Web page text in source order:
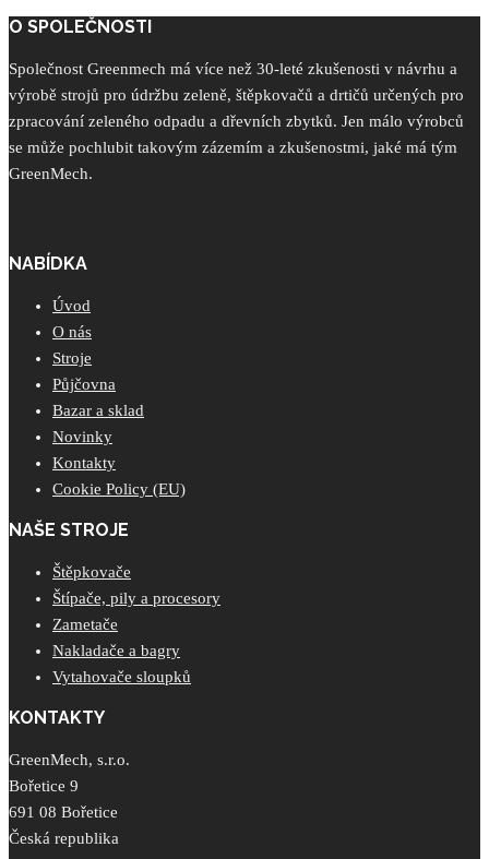
O SPOLEČNOSTI
Společnost Greenmech má více než 30-leté zkušenosti v návrhu a
výrobě strojů pro údržbu zeleně, štěpkovačů a drtičů určených pro
zpracování zeleného odpadu a dřevních zbytků. Jen málo výrobců
se může pochlubit takovým zázemím a zkušenostmi, jaké má tým
GreenMech.
NABÍDKA
Úvod
O nás
Stroje
Půjčovna
Bazar a sklad
Novinky
Kontakty
Cookie Policy (EU)
NAŠE STROJE
Štěpkovače
Štípače, pily a procesory
Zametače
Nakladače a bagry
Vytahovače sloupků
KONTAKTY
GreenMech, s.r.o.
Bořetice 9
691 08 Bořetice
Česká republika